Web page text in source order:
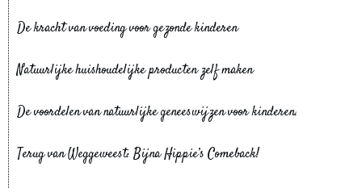
De kracht van voeding voor gezonde kinderen
Natuurlijke huishoudelijke producten zelf maken
De voordelen van natuurlijke geneeswijzen voor kinderen.
Terug van Weggeweest: Bijna Hippie’s Comeback!